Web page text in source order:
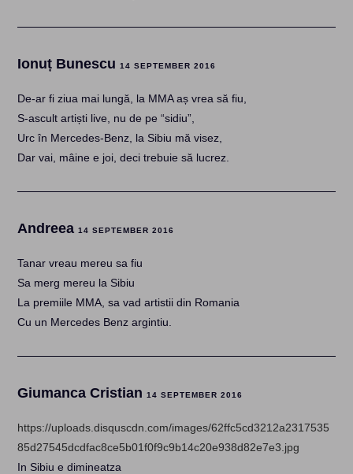
Ionuț Bunescu14 SEPTEMBER 2016
De-ar fi ziua mai lungă, la MMA aș vrea să fiu,
S-ascult artiști live, nu de pe “sidiu”,
Urc în Mercedes-Benz, la Sibiu mă visez,
Dar vai, mâine e joi, deci trebuie să lucrez.
Andreea14 SEPTEMBER 2016
Tanar vreau mereu sa fiu
Sa merg mereu la Sibiu
La premiile MMA, sa vad artistii din Romania
Cu un Mercedes Benz argintiu.
Giumanca Cristian14 SEPTEMBER 2016
https://uploads.disquscdn.com/images/62ffc5cd3212a2317535
85d27545dcdfac8ce5b01f0f9c9b14c20e938d82e7e3.jpg
In Sibiu e dimineatza